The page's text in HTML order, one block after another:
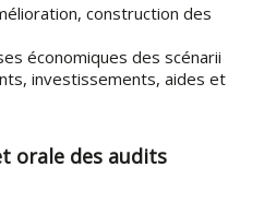
construction des
économiques des scénarii
investissements, aides et
orale des audits